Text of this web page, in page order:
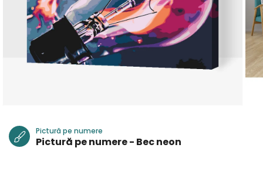
Pictură pe numere
Pictură pe numere - Bec neon